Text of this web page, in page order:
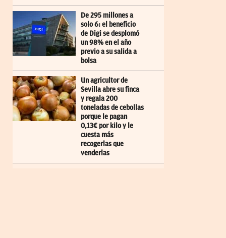
De 295 millones a
solo 6: el beneficio
de Digi se desplomó
un 98% en el año
previo a su salida a
bolsa
Un agricultor de
Sevilla abre su finca
y regala 200
toneladas de cebollas
porque le pagan
0,13€ por kilo y le
cuesta más
recogerlas que
venderlas